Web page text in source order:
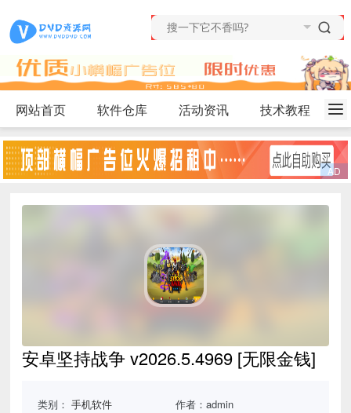
网站首页 软件仓库 活动资讯 技术教程
安卓坚持战争 v2026.5.4969 [无限金钱]
类别：手机软件 作者：admin